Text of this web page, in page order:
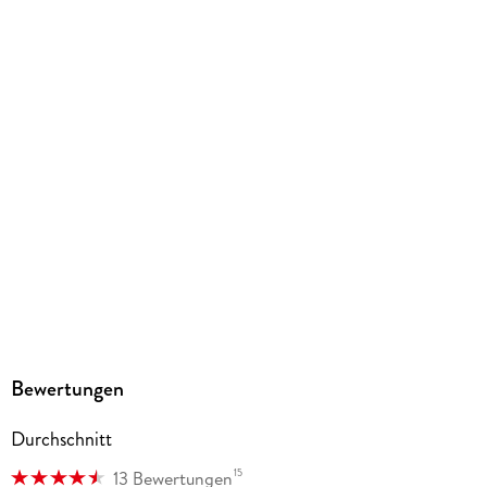
Bewertungen
Durchschnitt
13 Bewertungen15